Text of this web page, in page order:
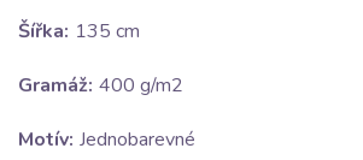
Šířka: 135 cm
Gramáž: 400 g/m2
Motív: Jednobarevné